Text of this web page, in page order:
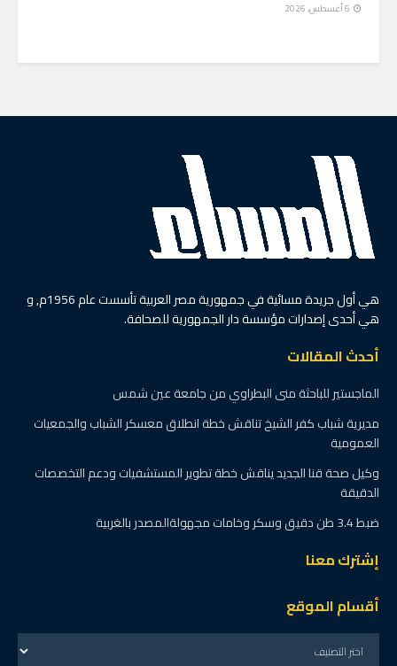
هي أول جريدة مسائية في جمهورية مصر العربية تأسست عام 1956م, و
هي أحدى إصدارات مؤسسة دار الجمهورية للصحافة.
أحدث المقالات
الماجستير للباحثة منى البطراوي من جامعة عين شمس
مديرية شباب كفر الشيخ تناقش خطة انطلاق معسكر الشباب والجمعيات
العمومية
وكيل صحة قنا الجديد يناقش خطة تطوير المستشفيات ودعم التخصصات
الدقيقة
ضبط 3.4 طن دقيق وسكر وخامات مجهولةالمصدر بالغربية
إشترك معنا
أقسام الموقع